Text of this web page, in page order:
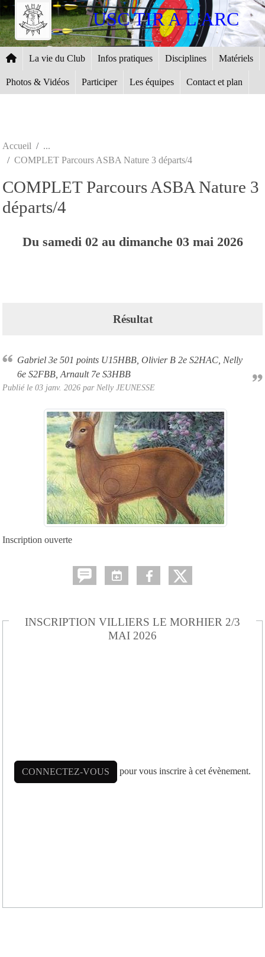
USC TIR A L'ARC
La vie du Club Infos pratiques Disciplines Matériels
Photos & Vidéos Participer Les équipes Contact et plan
Accueil
COMPLET Parcours ASBA Nature 3 départs/4
COMPLET Parcours ASBA Nature 3
départs/4
Du samedi 02 au dimanche 03 mai 2026
Résultat
Gabriel 3e 501 points U15HBB, Olivier B 2e S2HAC, Nelly
6e S2FBB, Arnault 7e S3HBB
Publié le 03 janv. 2026 par Nelly JEUNESSE
Inscription ouverte
INSCRIPTION VILLIERS LE MORHIER 2/3
MAI 2026
CONNECTEZ-VOUS pour vous inscrire à cet évènement.
Panneau de gestion des cookies